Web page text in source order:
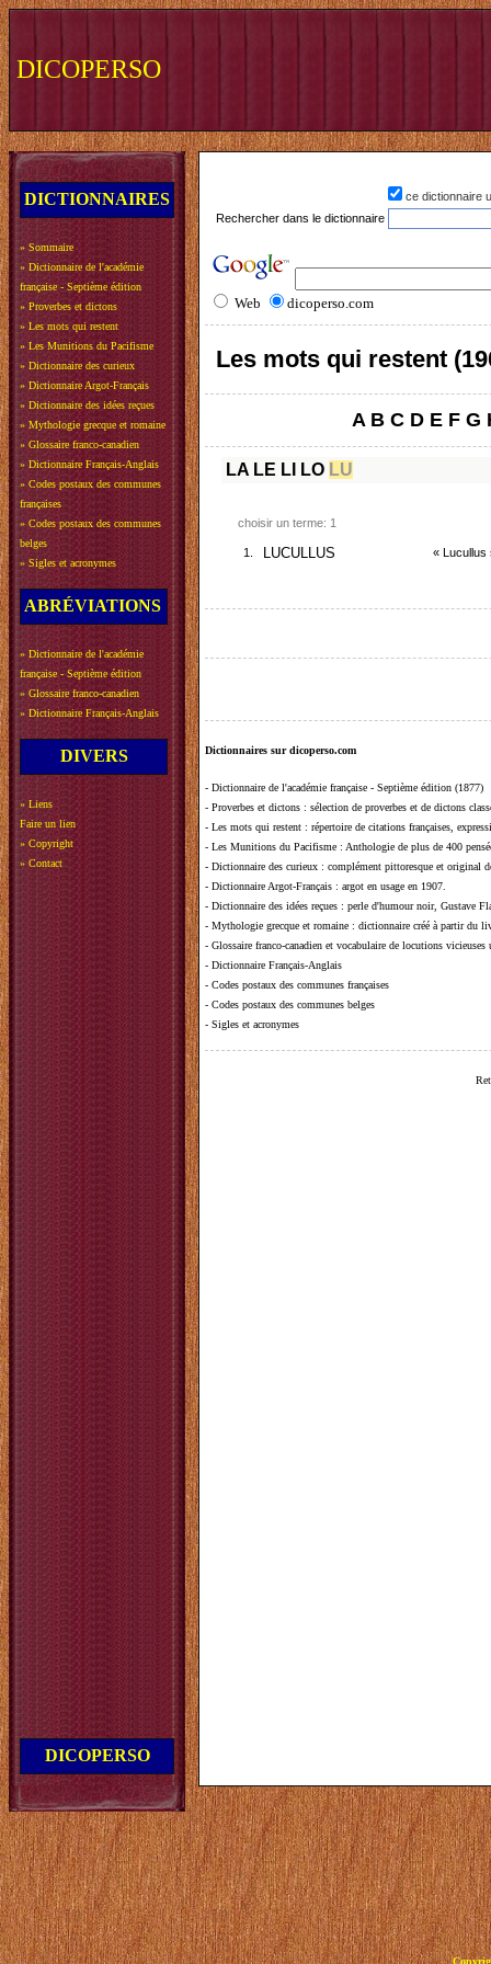
DICOPERSO
DICTIONNAIRES
» Sommaire
» Dictionnaire de l'académie
française - Septième édition
» Proverbes et dictons
» Les mots qui restent
» Les Munitions du Pacifisme
» Dictionnaire des curieux
» Dictionnaire Argot-Français
» Dictionnaire des idées reçues
» Mythologie grecque et romaine
» Glossaire franco-canadien
» Dictionnaire Français-Anglais
» Codes postaux des communes
françaises
» Codes postaux des communes
belges
» Sigles et acronymes
ABRÉVIATIONS
» Dictionnaire de l'académie
française - Septième édition
» Glossaire franco-canadien
» Dictionnaire Français-Anglais
DIVERS
» Liens
Faire un lien
» Copyright
» Contact
DICOPERSO
ce dictionnaire
Rechercher dans le dictionnaire
Web dicoperso.com
Les mots qui restent
A B C D E F G
LA LE LI LO LU
choisir un terme: 1
1. LUCULLUS « Lucullus
Dictionnaires sur dicoperso.com
- Dictionnaire de l'académie française - Septième édition (1877)
- Proverbes et dictons : sélection de proverbes et de dictons
- Les mots qui restent : répertoire de citations françaises,
- Les Munitions du Pacifisme : Anthologie de plus de 400
- Dictionnaire des curieux : complément pittoresque et original
- Dictionnaire Argot-Français : argot en usage en 1907.
- Dictionnaire des idées reçues : perle d'humour noir, Gustave
- Mythologie grecque et romaine : dictionnaire créé à partir du
- Glossaire franco-canadien et vocabulaire de locutions vicieuses
- Dictionnaire Français-Anglais
- Codes postaux des communes françaises
- Codes postaux des communes belges
- Sigles et acronymes